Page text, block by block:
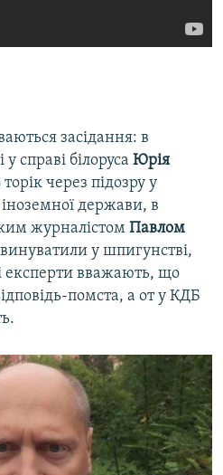
засідання: в
справі білоруса Юрія
через підозру у
держави, в
журналістом Павлом
у шпигунстві,
експерти вважають, що
помста, а от у КДБ